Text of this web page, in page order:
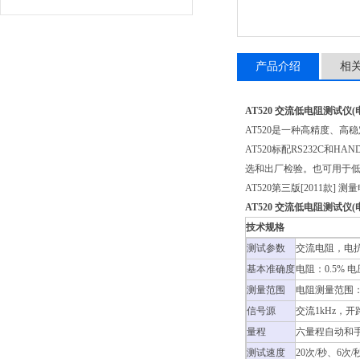
产品介绍 相
AT520 交流低电阻测试仪(
AT520是一种高精度、高
AT520标配RS232C和
选和出厂检验。也可用于
AT520第三版[2011款] 测
AT520 交流低电阻测试仪(
技术规格
测试参数
交流电阻，电
基本准确度电阻：0.5% 电
测量范围
电阻测量范围
信号源
交流1kHz，开
量程
六量程自动和
测试速度
20次/秒、6次/